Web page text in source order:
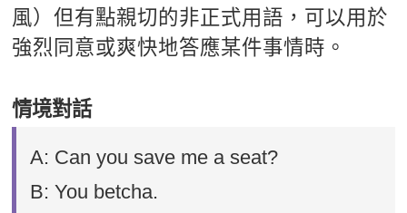
風）但有點親切的非正式用語，可以用於
強烈同意或爽快地答應某件事情時。
情境對話
A: Can you save me a seat?
B: You betcha.